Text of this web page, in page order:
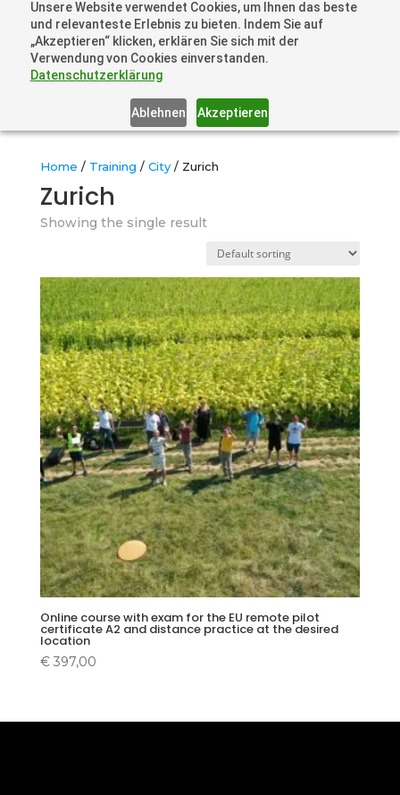
Unsere Website verwendet Cookies, um Ihnen das beste
und relevanteste Erlebnis zu bieten. Indem Sie auf
„Akzeptieren“ klicken, erklären Sie sich mit der
Verwendung von Cookies einverstanden.
Datenschutzerklärung
Ablehnen Akzeptieren
+41 44505 6667 oder +49 157 3598 0006
info@dronelions.academy
Home / Training / City/ Zurich
Zurich
Showing the single result
Online course with exam for the EU remote pilot
certificate A2 and distance practice at the desired
location
€397,00